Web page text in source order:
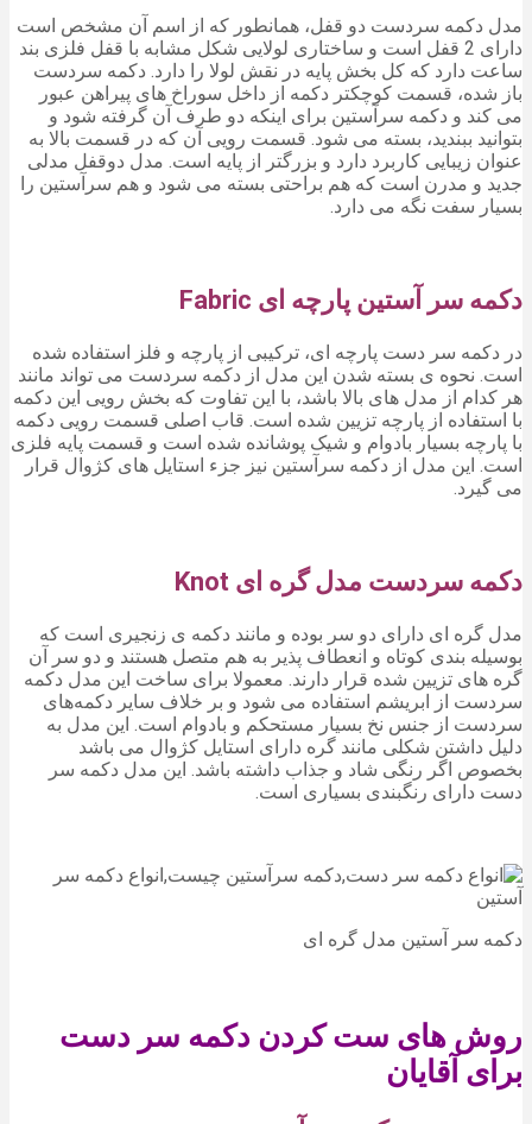
مدل دکمه سردست دو قفل، همانطور که از اسم آن مشخص است
دارای 2 قفل است و ساختاری لولایی شکل مشابه با قفل فلزی بند
ساعت دارد که کل بخش پایه در نقش لولا را دارد. دکمه سردست
باز شده، قسمت کوچکتر دکمه از داخل سوراخ های پیراهن عبور
می کند و دکمه سرآستین برای اینکه دو طرف آن گرفته شود و
بتوانید ببندید، بسته می شود. قسمت رویی آن که در قسمت بالا به
عنوان زیبایی کاربرد دارد و بزرگتر از پایه است. مدل دوقفل مدلی
جدید و مدرن است که هم براحتی بسته می شود و هم سرآستین را
بسیار سفت نگه می دارد.
دکمه سر آستین پارچه ای Fabric
در دکمه سر دست پارچه ای، ترکیبی از پارچه و فلز استفاده شده
است. نحوه ی بسته شدن این مدل از دکمه سردست می تواند مانند
هر کدام از مدل های بالا باشد، با این تفاوت که بخش رویی این دکمه
با استفاده از پارچه تزیین شده است. قاب اصلی قسمت رویی دکمه
با پارچه بسیار بادوام و شیک پوشانده شده است و قسمت پایه فلزی
است. این مدل از دکمه سرآستین نیز جزء استایل های کژوال قرار
می گیرد.
دکمه سردست مدل گره ای Knot
مدل گره ای دارای دو سر بوده و مانند دکمه ی زنجیری است که
بوسیله بندی کوتاه و انعطاف پذیر به هم متصل هستند و دو سر آن
گره های تزیین شده قرار دارند. معمولا برای ساخت این مدل دکمه
سر‌دست از ابریشم استفاده می شود و بر خلاف سایر دکمه‌های
سردست از جنس نخ بسیار مستحکم و بادوام است. این مدل به
دلیل داشتن شکلی مانند گره دارای استایل کژوال می باشد
بخصوص اگر رنگی شاد و جذاب داشته باشد. این مدل دکمه سر
دست دارای رنگبندی بسیاری است.
دکمه سر آستین مدل گره ای
روش های ست کردن دکمه سر دست
برای آقایان